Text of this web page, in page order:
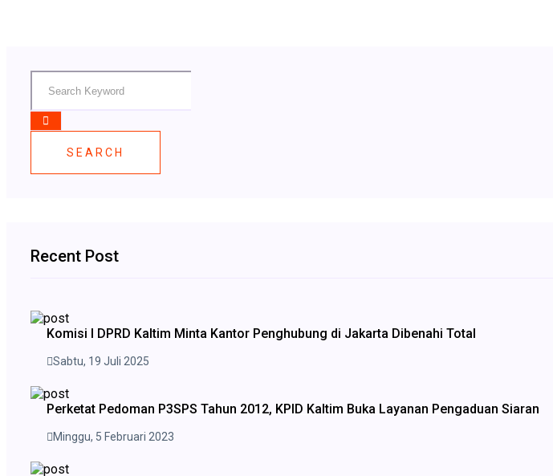
SEARCH
Recent Post
Komisi I DPRD Kaltim Minta Kantor Penghubung di Jakarta Dibenahi Total
Sabtu, 19 Juli 2025
Perketat Pedoman P3SPS Tahun 2012, KPID Kaltim Buka Layanan Pengaduan Siaran
Minggu, 5 Februari 2023